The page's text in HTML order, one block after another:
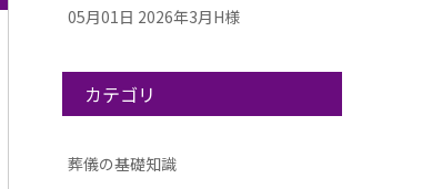
05月01日 2026年3月H様
カテゴリ
葬儀の基礎知識